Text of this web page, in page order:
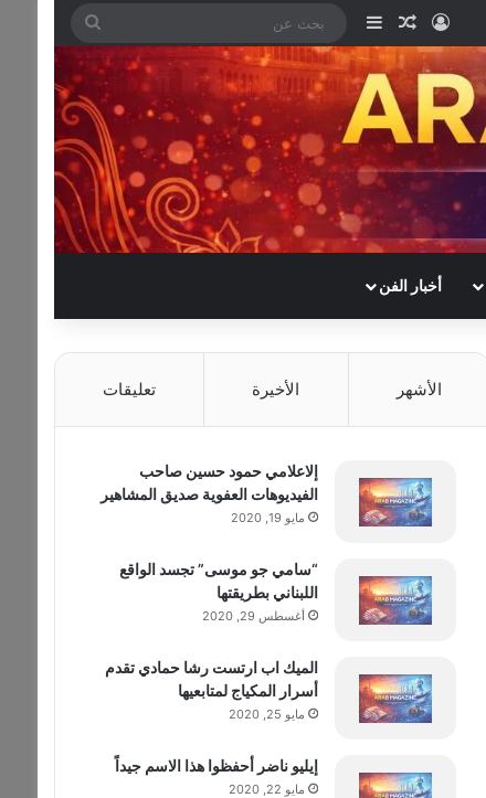
تسجيل الدخول
مقال عشوائي
إضافة عمود جانبي
عن
أخبار الفن
الأشهر الأخيرة تعليقات
إلاعلامي حمود حسين صاحب
الفيديوهات العفوية صديق المشاهير
مايو 19, 2020
“سامي جو موسى” تجسد الواقع
اللبناني بطريقتها
أغسطس 29, 2020
الميك اب ارتست رشا حمادي تقدم
أسرار المكياج لمتابعيها
مايو 25, 2020
إيليو ناضر أحفظوا هذا الاسم جيداً
مايو 22, 2020